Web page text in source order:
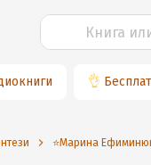
👌
⭐️Марина